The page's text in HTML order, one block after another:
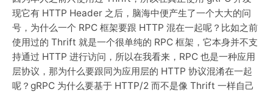
现它有 HTTP Header 之后，脑海中便产生了一个大大的问
号，为什么一个 RPC 框架要跟 HTTP 混在一起呢？比如之前
使用过的 Thrift 就是一个很单纯的 RPC 框架，它本身并不支
持通过 HTTP 进行访问，所以在我看来，RPC 也是一种应用
层协议，那为什么要跟同为应用层的 HTTP 协议混淆在一起
呢？gRPC 为什么要基于 HTTP/2 而不是像 Thrift 一样自己